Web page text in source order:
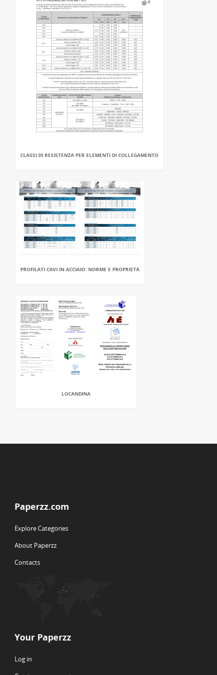
CLASSI DI RESISTENZA PER ELEMENTI DI COLLEGAMENTO
PROFILATI CAVI IN ACCIAIO: NORME E PROPRIETÀ
LOCANDINA
Paperzz.com
Explore Categories
About Paperzz
Contacts
Your Paperzz
Log in